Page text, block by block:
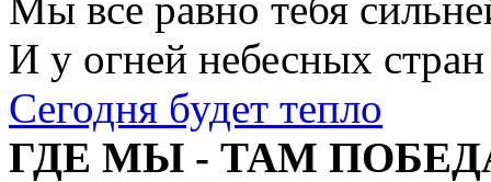
И у огней небесных стран
Сегодня будет тепло
ГДЕ МЫ - ТАМ